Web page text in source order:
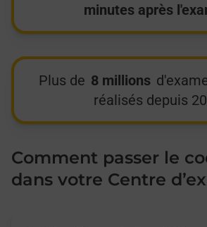
minutes après
Plus de 8 millions
réalisés depuis
Comment passer le
dans votre Centre